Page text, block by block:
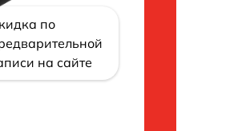
по
на сайте